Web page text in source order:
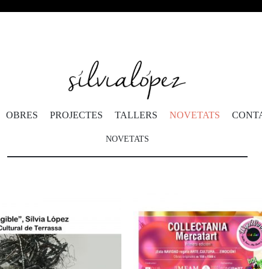
VÉS
CONTINGUT
OBRES PROJECTES TALLERS NOVETATS
NOVETATS